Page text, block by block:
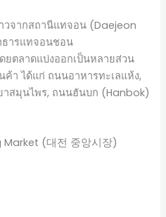
จากสถานีแทจอน (Daejeon
ารแทจอนชอน
ตลาดแบ่งออกเป็นหลายส่วน
า ได้แก่ ถนนอาหารทะเลแห้ง,
สมุนไพร, ถนนฮันบก (Hanbok)